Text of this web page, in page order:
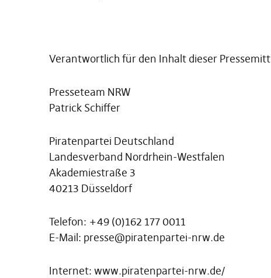
Verantwortlich für den Inhalt dieser
Presseteam NRW
Patrick Schiffer
Piratenpartei Deutschland
Landesverband Nordrhein-Westfalen
Akademiestraße 3
40213 Düsseldorf
Telefon: +49 (0)162 177 0011
E-Mail: presse@piratenpartei-nrw.de
Internet: www.piratenpartei-nrw.de/